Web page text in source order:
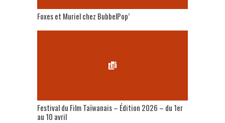
Foxes et Muriel chez BubbelPop’
Festival du Film Taïwanais – Édition 2026 – du 1er
au 10 avril